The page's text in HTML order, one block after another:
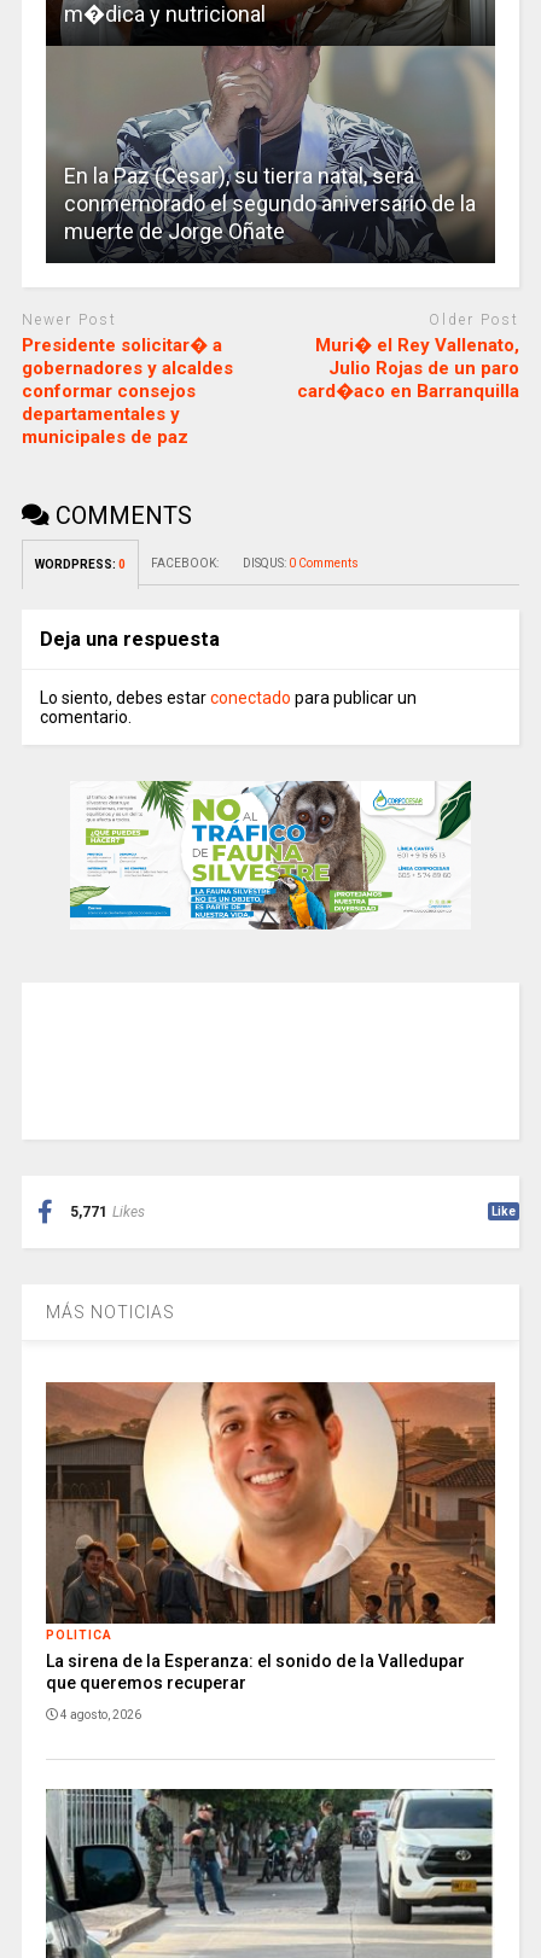
m�dica y nutricional
En la Paz (Cesar), su tierra natal, será
conmemorado el segundo aniversario de la
muerte de Jorge Oñate
Newer Post
Presidente solicitar� a
gobernadores y alcaldes
conformar consejos
departamentales y
municipales de paz
Older Post
Muri� el Rey Vallenato,
Julio Rojas de un paro
card�aco en Barranquilla
COMMENTS
WORDPRESS: 0 FACEBOOK: DISQUS: 0 Comments
Deja una respuesta
Lo siento, debes estarconectado para publicar un
comentario.
5,771 Likes Like
MÁS NOTICIAS
POLITICA
La sirena de la Esperanza: el sonido de la Valledupar
que queremos recuperar
4 agosto, 2026